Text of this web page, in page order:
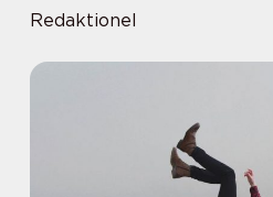
Redaktionel